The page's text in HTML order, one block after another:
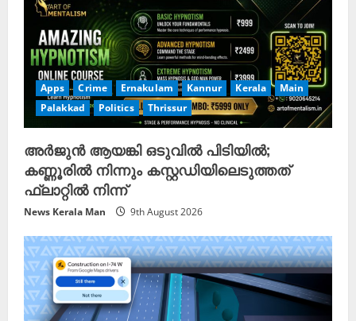
Apps Crime Ernakulam Kannur Kerala
Main
Palakkad
Politics Thrissur
അർജുൻ ആയങ്കി ഒടുവിൽ പിടിയിൽ;
കണ്ണൂരിൽ നിന്നും കസ്റ്റഡിയിലെടുത്തത്
ഫ്ലാറ്റിൽ നിന്ന്
News Kerala Man 9th August 2026